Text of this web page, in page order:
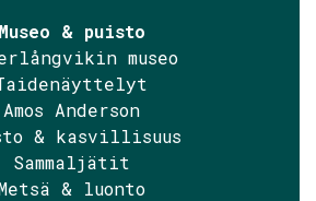
Museo & puisto
museo
Amos Anderson
& kasvillisuus
Sammaljätit
& luonto